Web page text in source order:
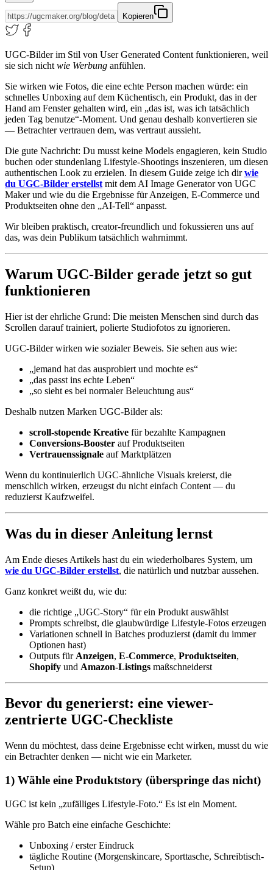
Kopieren
UGC-Bilder im Stil von User Generated Content funktionieren, weil
sie sich nicht wie Werbung anfühlen.
Sie wirken wie Fotos, die eine echte Person machen würde: ein
schnelles Unboxing auf dem Küchentisch, ein Produkt, das in der
Hand am Fenster gehalten wird, ein „das ist, was ich tatsächlich
jeden Tag benutze“-Moment. Und genau deshalb konvertieren sie
— Betrachter vertrauen dem, was vertraut aussieht.
Die gute Nachricht: Du musst keine Models engagieren, kein Studio
buchen oder stundenlang Lifestyle-Shootings inszenieren, um diesen
authentischen Look zu erzielen. In diesem Guide zeige ich dirwie
du UGC-Bilder erstellst mit dem AI Image Generator von UGC
Maker und wie du die Ergebnisse für Anzeigen, E-Commerce und
Produktseiten ohne den „AI-Tell“ anpasst.
Wir bleiben praktisch, creator-freundlich und fokussieren uns auf
das, was dein Publikum tatsächlich wahrnimmt.
Warum UGC-Bilder gerade jetzt so gut
funktionieren
Hier ist der ehrliche Grund: Die meisten Menschen sind durch das
Scrollen darauf trainiert, polierte Studiofotos zu ignorieren.
UGC-Bilder wirken wie sozialer Beweis. Sie sehen aus wie:
„jemand hat das ausprobiert und mochte es“
„das passt ins echte Leben“
„so sieht es bei normaler Beleuchtung aus“
Deshalb nutzen Marken UGC-Bilder als:
scroll-stopende Kreative für bezahlte Kampagnen
Conversions-Booster auf Produktseiten
Vertrauenssignale auf Marktplätzen
Wenn du kontinuierlich UGC-ähnliche Visuals kreierst, die
menschlich wirken, erzeugst du nicht einfach Content — du
reduzierst Kaufzweifel.
Was du in dieser Anleitung lernst
Am Ende dieses Artikels hast du ein wiederholbares System, um
wie du UGC-Bilder erstellst, die natürlich und nutzbar aussehen.
Ganz konkret weißt du, wie du:
die richtige „UGC-Story“ für ein Produkt auswählst
Prompts schreibst, die glaubwürdige Lifestyle-Fotos erzeugen
Variationen schnell in Batches produzierst (damit du immer
Optionen hast)
Outputs für Anzeigen, E-Commerce, Produktseiten,
Shopify und Amazon-Listings maßschneiderst
Bevor du generierst: eine viewer-
zentrierte UGC-Checkliste
Wenn du möchtest, dass deine Ergebnisse echt wirken, musst du wie
ein Betrachter denken — nicht wie ein Marketer.
1) Wähle eine Produktstory (überspringe das nicht)
UGC ist kein „zufälliges Lifestyle-Foto.“ Es ist ein Moment.
Wähle pro Batch eine einfache Geschichte:
Unboxing / erster Eindruck
tägliche Routine (Morgenskincare, Sporttasche, Schreibtisch-
Setup)